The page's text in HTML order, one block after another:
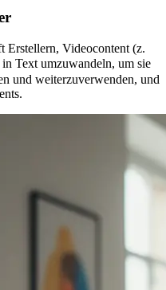
Videocontent (z.
Text umzuwandeln, um sie
und weiterzuverwenden, und